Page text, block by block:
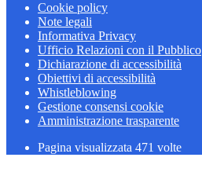
Cookie policy
Note legali
Informativa Privacy
Ufficio Relazioni con il Pubblico
Dichiarazione di accessibilità
Obiettivi di accessibilità
Whistleblowing
Gestione consensi cookie
Amministrazione trasparente
Pagina visualizzata 471 volte